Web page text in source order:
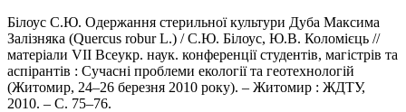
Білоус С.Ю. Одержання стерильної культури Дуба Максима
Залізняка (Quercus robur L.) / С.Ю. Білоус, Ю.В. Коломієць //
матеріали VII Всеукр. наук. конференції студентів, магістрів та
аспірантів : Сучасні проблеми екології та геотехнологій
(Житомир, 24–26 березня 2010 року). – Житомир : ЖДТУ,
2010. – С. 75–76.